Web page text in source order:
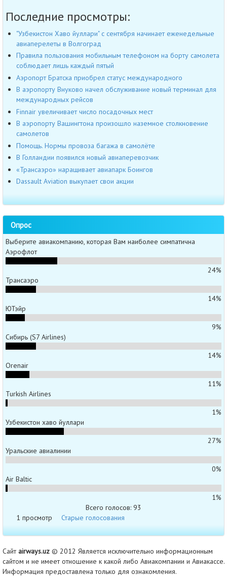
Последние просмотры:
"Узбекистон Хаво йуллари" с сентября начинает еженедельные
авиаперелеты в Волгоград
Правила пользования мобильным телефоном на борту самолета
соблюдает лишь каждый пятый
Аэропорт Братска приобрел статус международного
В аэропорту Внуково начел обслуживание новый терминал для
международных рейсов
Finnair увеличивает число посадочных мест
В аэропорту Вашингтона произошло наземное столкновение
самолетов
Помощь. Нормы провоза багажа в самолёте
В Голландии появился новый авиаперевозчик
«Трансаэро» наращивает авиапарк Боингов
Dassault Aviation выкупает свои акции
Опрос
Выберите авиакомпанию, которая Вам наиболее симпатична
Аэрофлот
24%
Трансаэро
14%
ЮТэйр
9%
Сибирь (S7 Airlines)
14%
Orenair
11%
Turkish Airlines
1%
Узбекистон хаво йуллари
27%
Уральские авиалинии
0%
Air Baltic
1%
Всего голосов: 93
1 просмотр
Старые голосования
Сайтairways.uz © 2012 Является исключительно информационным
сайтом и не имеет отношение к какой либо Авиакомпании и Авиакассе.
Информация предоставлена только для ознакомления.